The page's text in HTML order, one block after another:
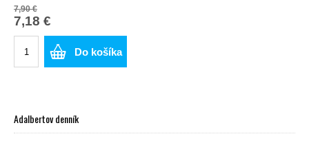
7,90 €
7,18 €
Do košíka
Adalbertov denník